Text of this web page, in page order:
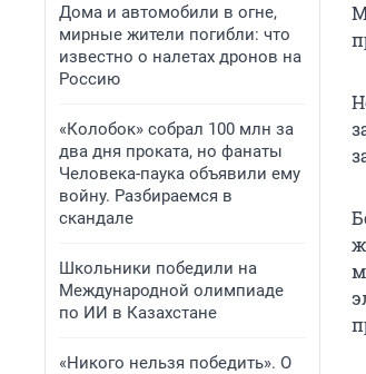
Дома и автомобили в огне,
мирные жители погибли: что
известно о налетах дронов на
Россию
«Колобок» собрал 100 млн за
два дня проката, но фанаты
Человека-паука объявили ему
войну. Разбираемся в
скандале
Школьники победили на
Международной олимпиаде
по ИИ в Казахстане
«Никого нельзя победить». О